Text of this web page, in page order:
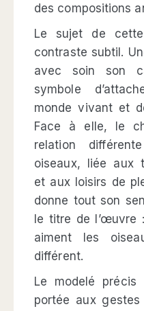
des compositions
Le sujet de
contraste subtil.
avec soin son
symbole
monde vivant et
Face à elle, le
relation
oiseaux, liée aux
et aux loisirs de
donne tout son
le titre de l’œuvre
aiment les
différent.
Le modelé précis
portée aux